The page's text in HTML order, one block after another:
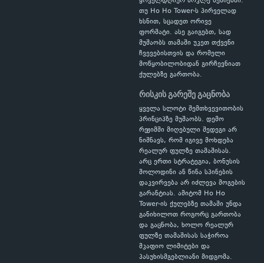
თუ Ho Ho Tower-ს პირველად
ხსნით, სცადეთ ორივე
ფორმატი. ასე გაიგებთ, სად
მუშაობს თამაში უკეთ თქვენი
ჩვევებისთვის და რომელი
მოწყობილობიდან გირჩევნიათ
ქულებზე გართობა.
რისკის გარეშე გაცნობა
ყველა სლოტი შემთხვევითობის
პრინციპზე მუშაობს. დემო
რეჟიმში მიღებული შედეგი არ
ნიშნავს, რომ იგივე მოხდება
რეალურ ფულზე თამაშისას.
არც ერთი სტრატეგია, ბონუსის
მოლოდინი ან წინა სპინების
დაკვირვება არ იძლევა მოგების
გარანტიას. ამიტომ Ho Ho
Tower-ის ქულებზე თამაში უნდა
განიხილოთ როგორც გართობა
და გაცნობა, ხოლო რეალურ
ფულზე თამაშისას საჭიროა
მკაფიო ლიმიტები და
პასუხისმგებლიანი მიდგომა.